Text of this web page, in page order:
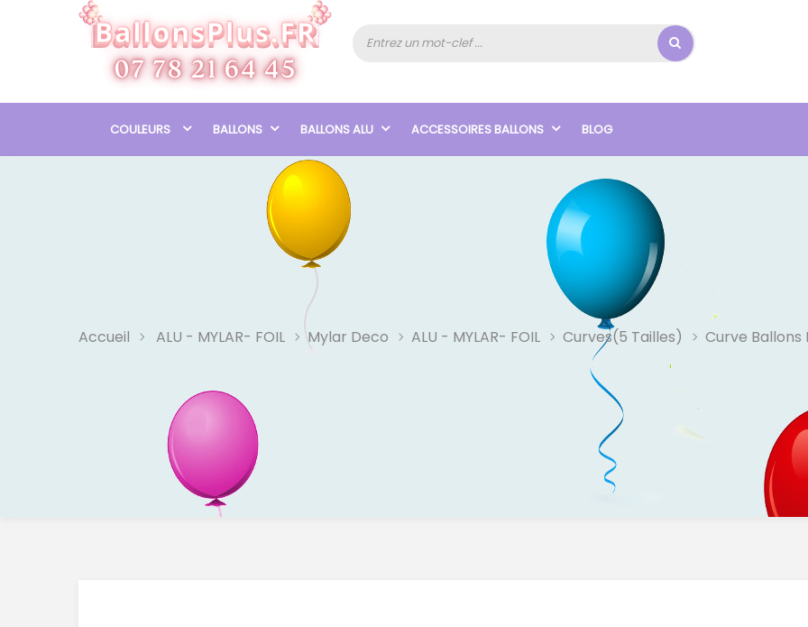
COULEURS BALLONS BALLONS ALU ACCESSOIRES BALLONS BLOG
Accueil ALU - MYLAR- FOIL Mylar Deco ALU - MYLAR- FOIL Curves(5 Tailles) Curve Ballons